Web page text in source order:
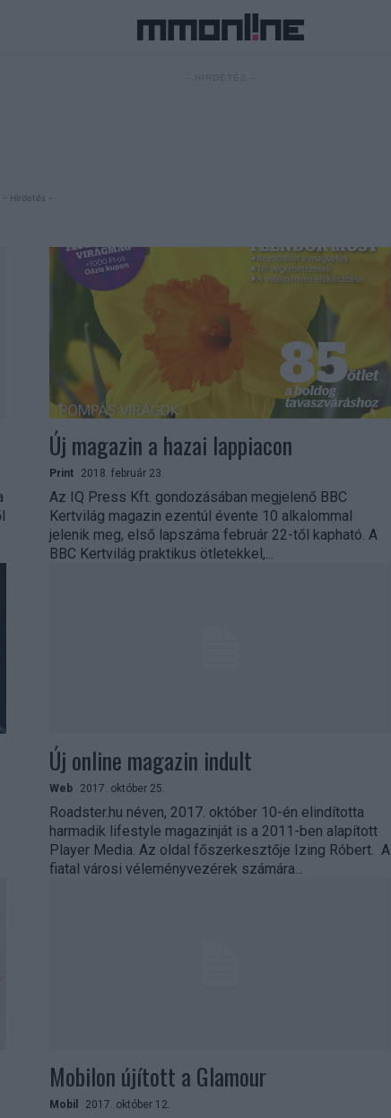
- Hirdetés -
Új magazin a hazai lappiacon
Print 2018. február 23.
Az IQ Press Kft. gondozásában megjelenő BBC
Kertvilág magazin ezentúl évente 10 alkalommal
jelenik meg, első lapszáma február 22-től kapható. A
BBC Kertvilág praktikus ötletekkel,...
Új online magazin indult
Web 2017. október 25.
Roadster.hu néven, 2017. október 10-én elindította
harmadik lifestyle magazinját is a 2011-ben alapított
Player Media. Az oldal főszerkesztője Izing Róbert. A
fiatal városi véleményvezérek számára...
Mobilon újított a Glamour
Mobil 2017. október 12.